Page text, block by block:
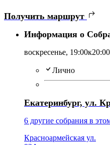
Получить маршрут
Информация о
воскресенье, 19:00к20:00
Лично
Екатеринбург, ул.
6 другие собрания в
Красноармейская ул.